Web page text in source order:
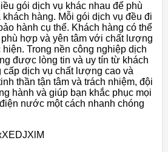
gói dịch vụ khác nhau để phù
hàng. Mỗi gói dịch vụ đều đi
hành cụ thể. Khách hàng có thể
hợp và yên tâm với chất lượng
Trong nền công nghiệp dịch
được lòng tin và uy tín từ khách
cấp dịch vụ chất lượng cao và
thần tận tâm và trách nhiệm, đội
hành và giúp bạn khắc phục mọi
nước một cách nhanh chóng